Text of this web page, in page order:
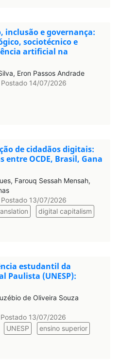
inclusão e governança:
sociotécnico e
artificial na
Eron Passos Andrade
14/07/2026
de cidadãos digitais:
entre OCDE, Brasil, Gana
Farouq Sessah Mensah,
13/07/2026
digital capitalism
estudantil da
Paulista (UNESP):
de Oliveira Souza
13/07/2026
UNESP ensino superior